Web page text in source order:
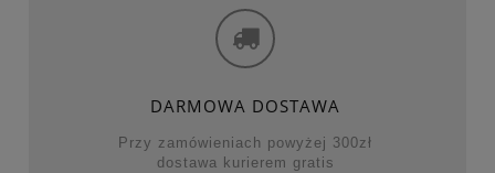
DARMOWA DOSTAWA
Przy zamówieniach powyżej 300zł
dostawa kurierem gratis